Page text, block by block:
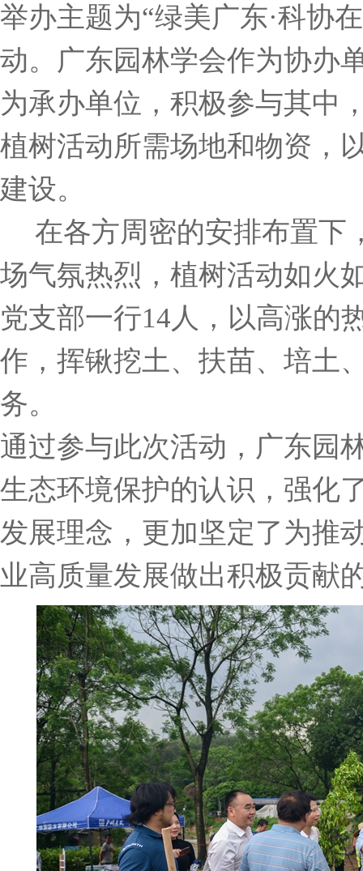
举办主题为“绿美广东·科协
动。广东园林学会作为协办
为承办单位，积极参与其中
植树活动所需场地和物资，
建设。
在各方周密的安排布置下
场气氛热烈，植树活动如火
党支部一行14人，以高涨的
作，挥锹挖土、扶苗、培土
务。
通过参与此次活动，广东园
生态环境保护的认识，强化
发展理念 ，更加坚定了为推
业高质量发展做出积极贡献